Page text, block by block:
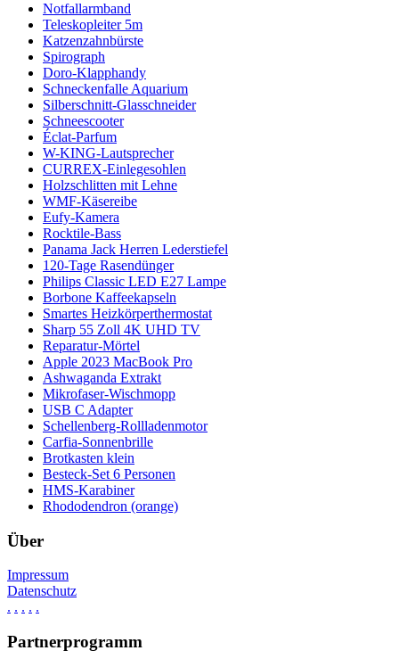
Notfallarmband
Teleskopleiter 5m
Katzenzahnbürste
Spirograph
Doro-Klapphandy
Schneckenfalle Aquarium
Silberschnitt-Glasschneider
Schneescooter
Éclat-Parfum
W-KING-Lautsprecher
CURREX-Einlegesohlen
Holzschlitten mit Lehne
WMF-Käsereibe
Eufy-Kamera
Rocktile-Bass
Panama Jack Herren Lederstiefel
120-Tage Rasendünger
Philips Classic LED E27 Lampe
Borbone Kaffeekapseln
Smartes Heizkörperthermostat
Sharp 55 Zoll 4K UHD TV
Reparatur-Mörtel
Apple 2023 MacBook Pro
Ashwaganda Extrakt
Mikrofaser-Wischmopp
USB C Adapter
Schellenberg-Rollladenmotor
Carfia-Sonnenbrille
Brotkasten klein
Besteck-Set 6 Personen
HMS-Karabiner
Rhododendron (orange)
Über
Impressum
Datenschutz
. . . . .
Partnerprogramm